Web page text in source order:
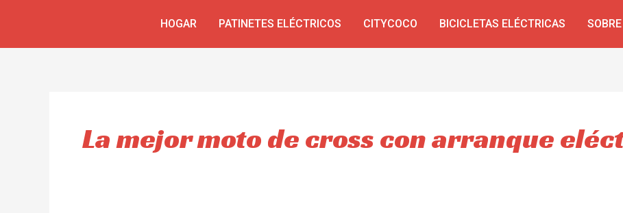
HOGAR PATINETES ELÉCTRICOS CITYCOCO BICICLETAS ELÉCTRICAS
La mejor moto de cross con arranque